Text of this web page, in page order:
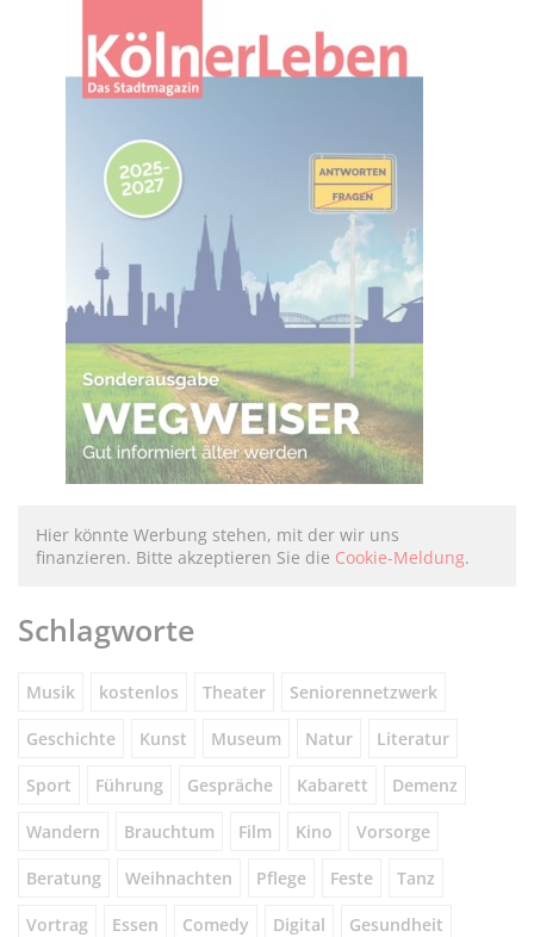
Hier könnte Werbung stehen, mit der wir uns
finanzieren. Bitte akzeptieren Sie die Cookie-Meldung.
Schlagworte
Musik kostenlos Theater Seniorennetzwerk
Geschichte Kunst Museum Natur Literatur
Sport Führung Gespräche Kabarett Demenz
Wandern Brauchtum Film Kino Vorsorge
Beratung Weihnachten Pflege Feste Tanz
Vortrag Essen Comedy Digital Gesundheit